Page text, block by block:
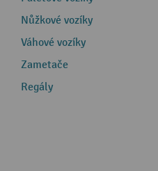
Nůžkové vozíky
Váhové vozíky
Zametače
Regály